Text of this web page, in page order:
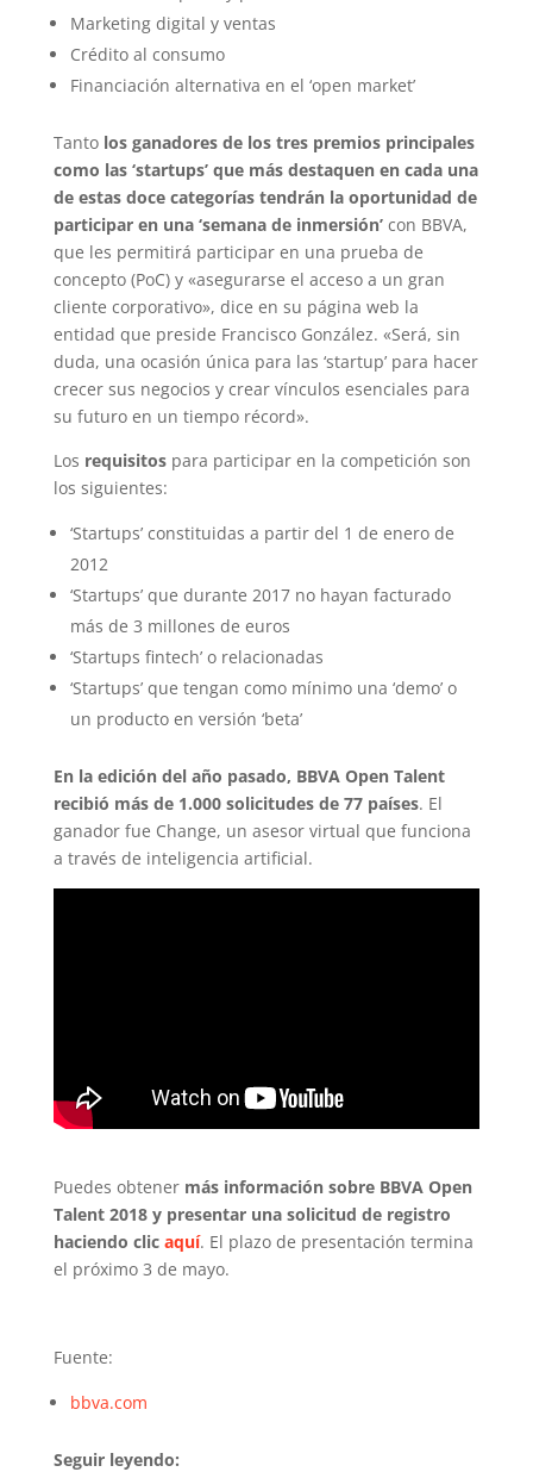
Marketing digital y ventas
Crédito al consumo
Financiación alternativa en el ‘open market’
Tantolos ganadores de los tres premios principales
como las ‘startups’ que más destaquen en cada una
de estas doce categorías tendrán la oportunidad de
participar en una ‘semana de inmersión’con BBVA,
que les permitirá participar en una prueba de
concepto (PoC) y «asegurarse el acceso a un gran
cliente corporativo», dice en su página web la
entidad que preside Francisco González. «Será, sin
duda, una ocasión única para las ‘startup’ para hacer
crecer sus negocios y crear vínculos esenciales para
su futuro en un tiempo récord».
Los requisitospara participar en la competición son
los siguientes:
‘Startups’ constituidas a partir del 1 de enero de
2012
‘Startups’ que durante 2017 no hayan facturado
más de 3 millones de euros
‘Startups fintech’ o relacionadas
‘Startups’ que tengan como mínimo una ‘demo’ o
un producto en versión ‘beta’
En la edición del año pasado, BBVA Open Talent
recibió más de 1.000 solicitudes de 77 países. El
ganador fue Change, un asesor virtual que funciona
a través de inteligencia artificial.
Puedes obtener más información sobre BBVA Open
Talent 2018 y presentar una solicitud de registro
haciendo clic aquí. El plazo de presentación termina
el próximo 3 de mayo.
Fuente:
bbva.com
Seguir leyendo: